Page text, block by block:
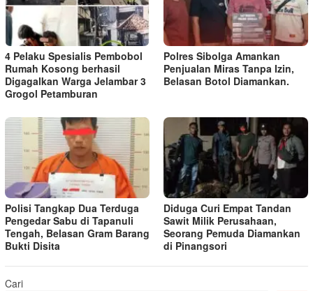
4 Pelaku Spesialis Pembobol
Rumah Kosong berhasil
Digagalkan Warga Jelambar 3
Grogol Petamburan
Polres Sibolga Amankan
Penjualan Miras Tanpa Izin,
Belasan Botol Diamankan.
Polisi Tangkap Dua Terduga
Pengedar Sabu di Tapanuli
Tengah, Belasan Gram Barang
Bukti Disita
Diduga Curi Empat Tandan
Sawit Milik Perusahaan,
Seorang Pemuda Diamankan
di Pinangsori
Cari